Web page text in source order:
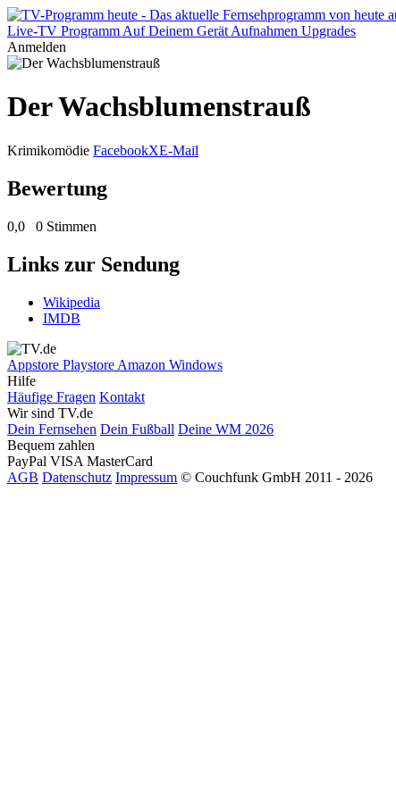
Live-TV Programm Auf Deinem Gerät Aufnahmen Upgrades
Anmelden
Der Wachsblumenstrauß
Krimikomödie FacebookXE-Mail
Bewertung
0,0 0 Stimmen
Links zur Sendung
Wikipedia
IMDB
Appstore Playstore Amazon Windows
Hilfe
Häufige Fragen Kontakt
Wir sind TV.de
Dein Fernsehen Dein Fußball Deine WM 2026
Bequem zahlen
PayPal VISA MasterCard
AGB Datenschutz Impressum © Couchfunk GmbH 2011 - 2026